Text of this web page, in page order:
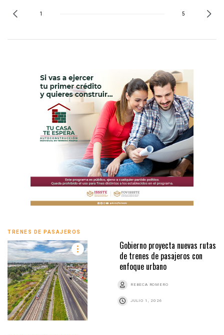
1 5
TRENES DE PASAJEROS
Gobierno proyecta nuevas rutas
de trenes de pasajeros con
enfoque urbano
REBECA ROMERO
JULIO 1, 2026